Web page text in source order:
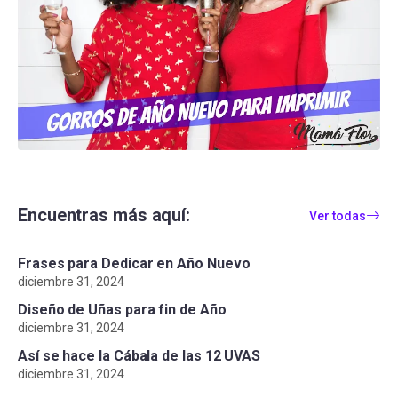
Encuentras más aquí: Ver todas
Frases para Dedicar en Año Nuevo
diciembre 31, 2024
Diseño de Uñas para fin de Año
diciembre 31, 2024
Así se hace la Cábala de las 12 UVAS
diciembre 31, 2024